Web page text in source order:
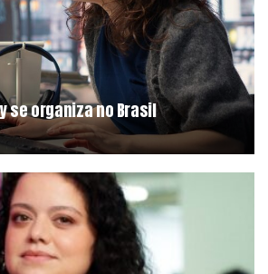
se organiza no Brasil